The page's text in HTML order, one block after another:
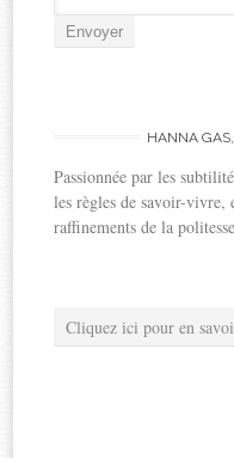
HANNA GAS,
Passionnée par les
les règles de savoir-vivre,
raffinements de la
Cliquez ici pour en